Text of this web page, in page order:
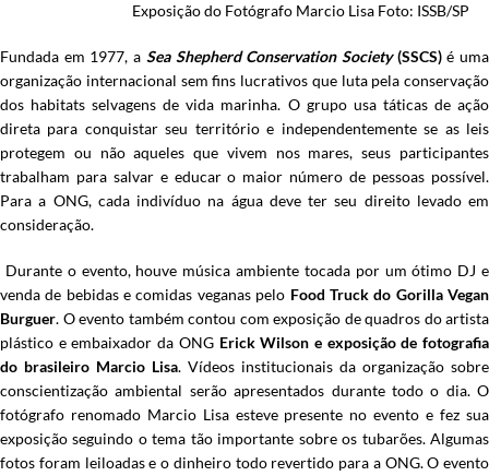
Exposição do Fotógrafo Marcio Lisa Foto: ISSB/SP
Fundada em 1977, a Sea Shepherd Conservation Society(SSCS)é uma
organização internacional sem fins lucrativos que luta pela conservação
dos habitats selvagens de vida marinha. O grupo usa táticas de ação
direta para conquistar seu território e independentemente se as leis
protegem ou não aqueles que vivem nos mares, seus participantes
trabalham para salvar e educar o maior número de pessoas possível.
Para a ONG, cada indivíduo na água deve ter seu direito levado em
consideração.
Durante o evento, houve música ambiente tocada por um ótimo DJ e
venda de bebidas e comidas veganas pelo Food Truck do Gorilla Vegan
Burguer. O evento também contou com exposição de quadros do artista
plástico e embaixador da ONGErick Wilson e exposição de fotografia
do brasileiro Marcio Lisa. Vídeos institucionais da organização sobre
conscientização ambiental serão apresentados durante todo o dia. O
fotógrafo renomado Marcio Lisa esteve presente no evento e fez sua
exposição seguindo o tema tão importante sobre os tubarões. Algumas
fotos foram leiloadas e o dinheiro todo revertido para a ONG. O evento